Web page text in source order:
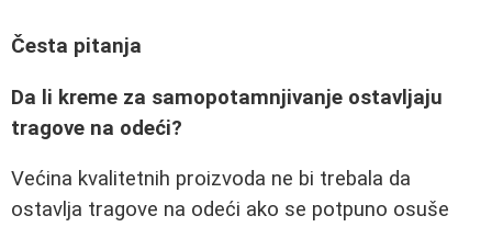
Česta pitanja
Da li kreme za samopotamnjivanje ostavljaju
tragove na odeći?
Većina kvalitetnih proizvoda ne bi trebala da
ostavlja tragove na odeći ako se potpuno osuše